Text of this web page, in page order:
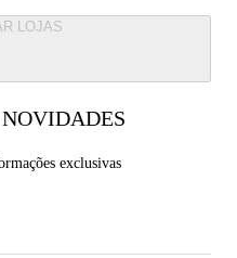
LOJAS
exclusivas